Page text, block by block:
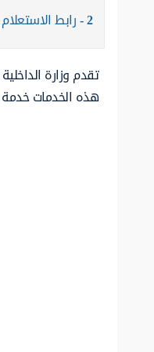
2 رابط
تقدم وزارة
هذه الخدمات